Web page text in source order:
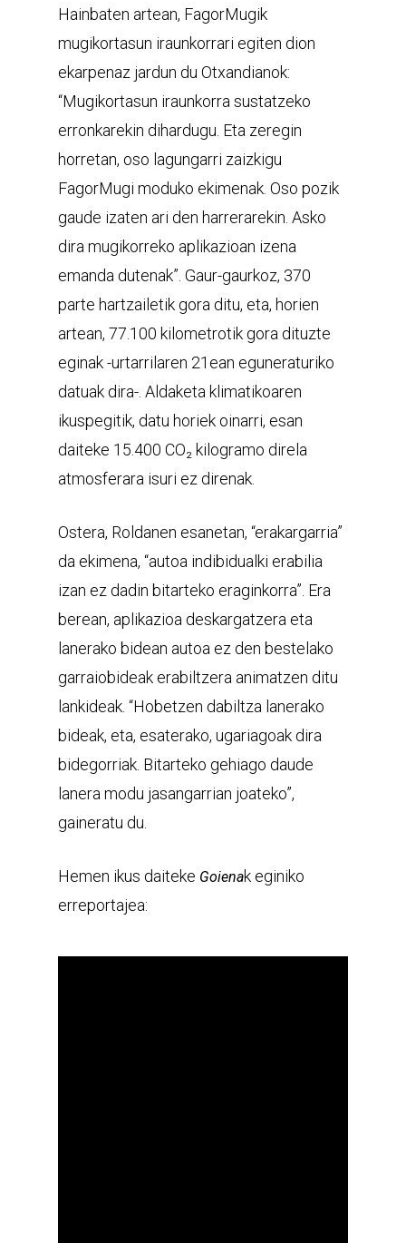
Hainbaten artean, FagorMugik
mugikortasun iraunkorrari egiten dion
ekarpenaz jardun du Otxandianok:
“Mugikortasun iraunkorra sustatzeko
erronkarekin dihardugu. Eta zeregin
horretan, oso lagungarri zaizkigu
FagorMugi moduko ekimenak. Oso pozik
gaude izaten ari den harrerarekin. Asko
dira mugikorreko aplikazioan izena
emanda dutenak”. Gaur-gaurkoz, 370
parte hartzailetik gora ditu, eta, horien
artean, 77.100 kilometrotik gora dituzte
eginak -urtarrilaren 21ean eguneraturiko
datuak dira-. Aldaketa klimatikoaren
ikuspegitik, datu horiek oinarri, esan
daiteke 15.400 CO₂ kilogramo direla
atmosferara isuri ez direnak.
Ostera, Roldanen esanetan, “erakargarria”
da ekimena, “autoa indibidualki erabilia
izan ez dadin bitarteko eraginkorra”. Era
berean, aplikazioa deskargatzera eta
lanerako bidean autoa ez den bestelako
garraiobideak erabiltzera animatzen ditu
lankideak. “Hobetzen dabiltza lanerako
bideak, eta, esaterako, ugariagoak dira
bidegorriak. Bitarteko gehiago daude
lanera modu jasangarrian joateko”,
gaineratu du.
Hemen ikus daiteke Goienak eginiko
erreportajea: